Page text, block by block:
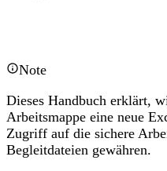
Note
Dieses Handbuch erklärt,
Arbeitsmappe eine neue
Zugriff auf die sichere
Begleitdateien gewähren.